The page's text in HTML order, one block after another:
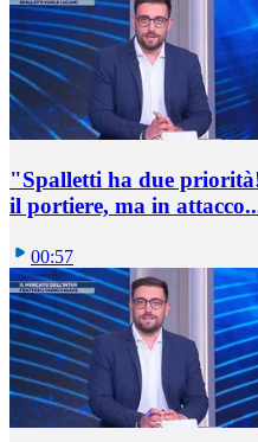
"Spalletti ha due
il portiere, ma in
00:57